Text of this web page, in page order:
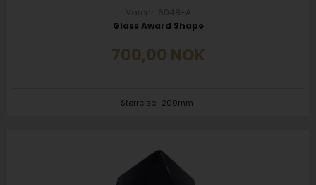
Varenr. 6048-A
Glass Award Shape
700,00 NOK
Størrelse: 200mm